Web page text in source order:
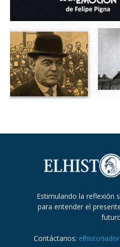
Estimulando la reflexión
para entender el
Contáctanos: